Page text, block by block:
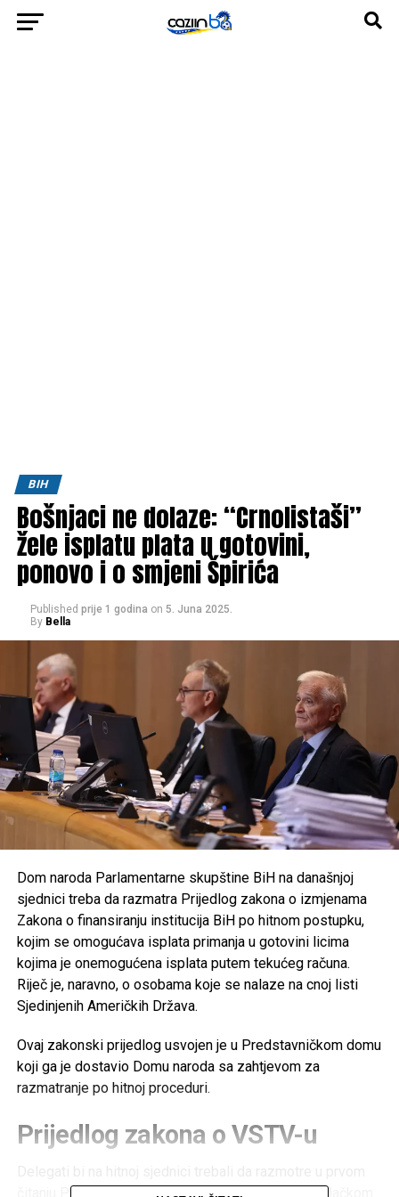
BIH
Bošnjaci ne dolaze: “Crnolistaši”
žele isplatu plata u gotovini,
ponovo i o smjeni Špirića
Published prije 1 godina on 5. Juna 2025.
By Bella
Dom naroda Parlamentarne skupštine BiH na današnjoj
sjednici treba da razmatra Prijedlog zakona o izmjenama
Zakona o finansiranju institucija BiH po hitnom postupku,
kojim se omogućava isplata primanja u gotovini licima
kojima je onemogućena isplata putem tekućeg računa.
Riječ je, naravno, o osobama koje se nalaze na cnoj listi
Sjedinjenih Američkih Država.
Ovaj zakonski prijedlog usvojen je u Predstavničkom domu
koji ga je dostavio Domu naroda sa zahtjevom za
razmatranje po hitnoj proceduri.
Prijedlog zakona o VSTV-u
čitanju Prijedlog zakona o Visokom sudskom i tužilačkom